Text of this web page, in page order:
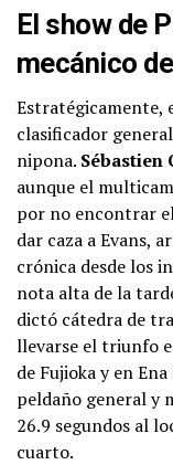
El show de
mecánico
Estratégicamente,
clasificador
nipona. Sébastien
aunque el
por no encontrar
dar caza a Evans,
crónica desde los
nota alta de la
dictó cátedra de
llevarse el triunfo
de Fujioka y en
peldaño general y
26.9 segundos al
cuarto.